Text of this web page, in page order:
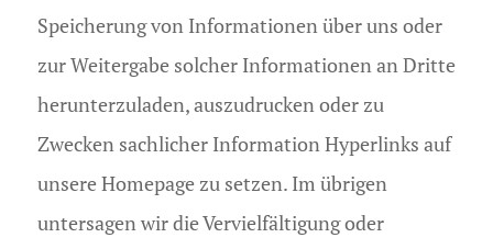
Speicherung von Informationen über uns oder
zur Weitergabe solcher Informationen an Dritte
herunterzuladen, auszudrucken oder zu
Zwecken sachlicher Information Hyperlinks auf
unsere Homepage zu setzen. Im übrigen
untersagen wir die Vervielfältigung oder